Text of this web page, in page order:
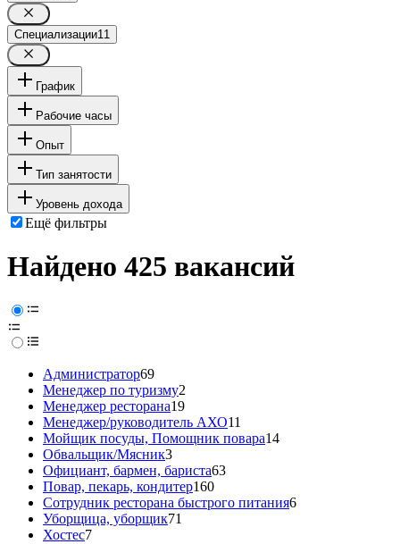
Специализации11
График
Рабочие часы
Опыт
Тип занятости
Уровень дохода
Ещё фильтры
Найдено 425 вакансий
Администратор69
Менеджер по туризму2
Менеджер ресторана19
Менеджер/руководитель АХО11
Мойщик посуды, Помощник повара14
Обвальщик/Мясник3
Официант, бармен, бариста63
Повар, пекарь, кондитер160
Сотрудник ресторана быстрого питания6
Уборщица, уборщик71
Хостес7